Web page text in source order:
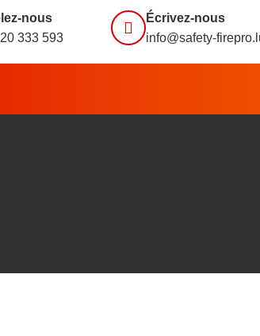
nous
333 593
Écrivez-nous
info@safety-